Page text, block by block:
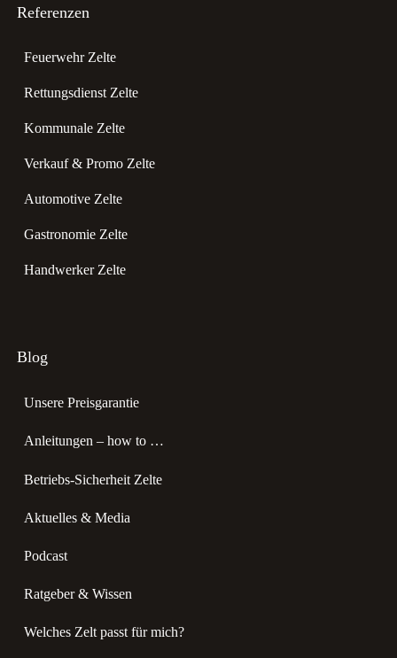
Referenzen
Feuerwehr Zelte
Rettungsdienst Zelte
Kommunale Zelte
Verkauf & Promo Zelte
Automotive Zelte
Gastronomie Zelte
Handwerker Zelte
Blog
Unsere Preisgarantie
Anleitungen – how to …
Betriebs-Sicherheit Zelte
Aktuelles & Media
Podcast
Ratgeber & Wissen
Welches Zelt passt für mich?